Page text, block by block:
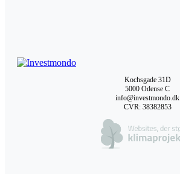
Kochsgade 31D
5000 Odense C
info@investmondo.dk
CVR: 38382853